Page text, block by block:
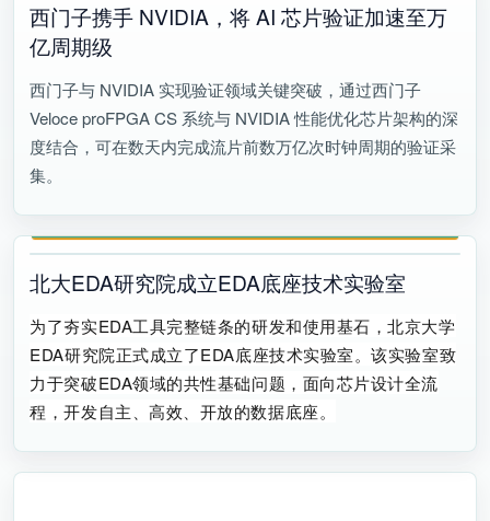
西门子携手 NVIDIA，将 AI 芯片验证加速至万
亿周期级
西门子与 NVIDIA 实现验证领域关键突破，通过西门子
Veloce proFPGA CS 系统与 NVIDIA 性能优化芯片架构的深
度结合，可在数天内完成流片前数万亿次时钟周期的验证采
集。
北大EDA研究院成立EDA底座技术实验室
为了夯实EDA工具完整链条的研发和使用基石，北京大学
EDA研究院正式成立了EDA底座技术实验室。该实验室致
力于突破EDA领域的共性基础问题，面向芯片设计全流
程，开发自主、高效、开放的数据底座。